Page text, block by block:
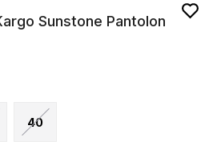
Sunstone Pantolon
40